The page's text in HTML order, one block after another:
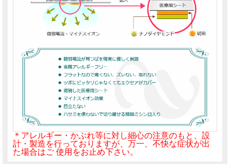
【金属アレルギーフリー＆クリーン】
鉱物であるダイヤモンド（ナノダイヤモンド）には、金
属や、身体に悪影響を及ぼす成分が含まれていません。
エクセアについては、『耳つぼシート エクセア』
詳しくご紹介していますので、ご参照ください。
＊アレルギー・かぶれ等に対し細心の注意のもと、設
計・製造を行っておりますが、万一、不快な症状が出
た場合はご 使用をお止め下さい。